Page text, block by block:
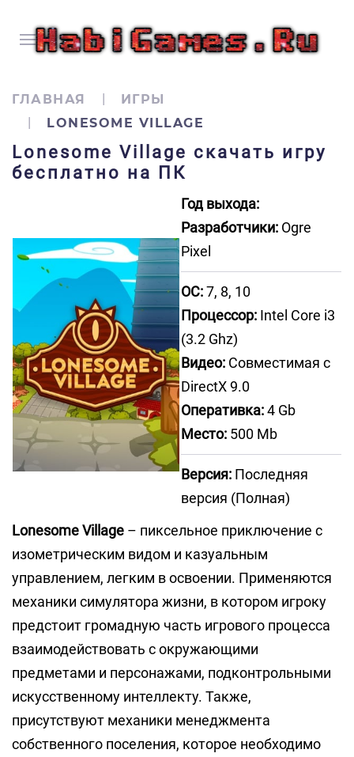
ГЛАВНАЯ
ИГРЫ
LONESOME VILLAGE
Lonesome Village скачать игру
бесплатно на ПК
Год выхода:
Разработчики: Ogre
Pixel
ОС:7, 8, 10
Процессор: Intel Core i3
(3.2 Ghz)
Видео: Совместимая с
DirectX 9.0
Оперативка:4 Gb
Место: 500 Mb
Версия: Последняя
версия (Полная)
Lonesome Village – пиксельное приключение с
изометрическим видом и казуальным
управлением, легким в освоении. Применяются
механики симулятора жизни, в котором игроку
предстоит громадную часть игрового процесса
взаимодействовать с окружающими
предметами и персонажами, подконтрольными
искусственному интеллекту. Также,
присутствуют механики менеджмента
собственного поселения, которое необходимо